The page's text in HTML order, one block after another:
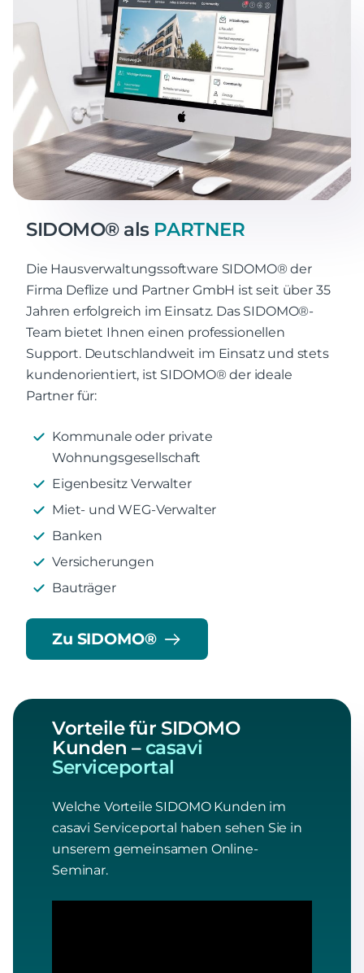
SIDOMO® als PARTNER
Die Hausverwaltungssoftware SIDOMO® der
Firma Deflize und Partner GmbH ist seit über 35
Jahren erfolgreich im Einsatz. Das SIDOMO®-
Team bietet Ihnen einen professionellen
Support. Deutschlandweit im Einsatz und stets
kundenorientiert, ist SIDOMO® der ideale
Partner für:
Kommunale oder private
Wohnungsgesellschaft
Eigenbesitz Verwalter
Miet- und WEG-Verwalter
Banken
Versicherungen
Bauträger
Zu SIDOMO®
Vorteile für SIDOMO
Kunden – casavi
Serviceportal
Welche Vorteile SIDOMO Kunden im
casavi Serviceportal haben sehen Sie in
unserem gemeinsamen Online-
Seminar.